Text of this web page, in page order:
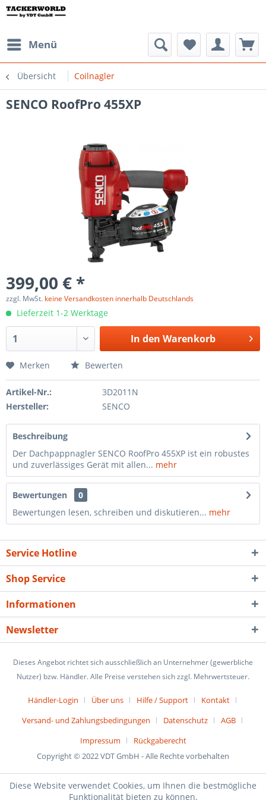
Menü
Übersicht Coilnagler
SENCO RoofPro 455XP
399,00 € *
zzgl. MwSt. keine Versandkosten innerhalb Deutschlands
Lieferzeit 1-2 Werktage
In den Warenkorb
Merken Bewerten
Artikel-Nr.:
3D2011N
Hersteller:
SENCO
Beschreibung
Der Dachpappnagler SENCO RoofPro 455XP ist ein robustes
und zuverlässiges Gerät mit allen... mehr
Bewertungen
0
Bewertungen lesen, schreiben und diskutieren... mehr
Service Hotline
Shop Service
Informationen
Newsletter
Dieses Angebot richtet sich ausschließlich an Unternehmer (gewerbliche
Nutzer) bzw. Händler. Alle Preise verstehen sich zzgl. Mehrwertsteuer.
Händler-Login Über uns Hilfe / Support
Kontakt
Versand- und Zahlungsbedingungen
Datenschutz
AGB
Impressum
Rückgaberecht
Copyright © 2022 VDT GmbH - Alle Rechte vorbehalten
Diese Website verwendet Cookies, um Ihnen die bestmögliche
Funktionalität bieten zu können.